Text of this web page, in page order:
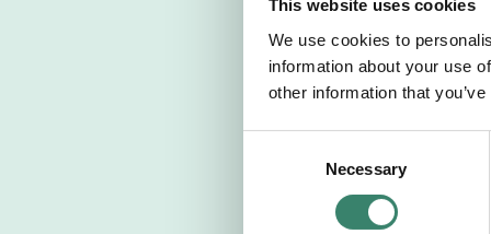
This website uses cookies
We use cookies to
information about your use
other information that
Necessary